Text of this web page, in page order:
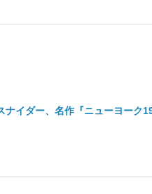
ナイダー、名作『ニューヨーク